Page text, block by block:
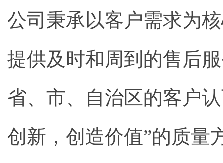
公司秉承以客户需求为
提供及时和周到的售后
省、市、自治区的客户
创新，创造价值”的质量